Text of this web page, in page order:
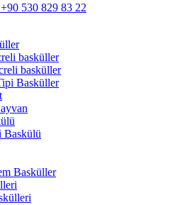
+90 530 829 83 22
basküller
basküller
Basküller
Baskülü
Basküller